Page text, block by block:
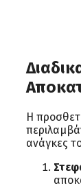
Η
ανάγκες